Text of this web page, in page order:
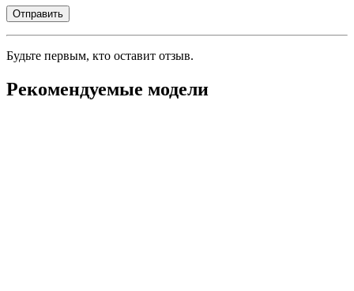
Будьте первым, кто оставит отзыв.
Рекомендуемые модели